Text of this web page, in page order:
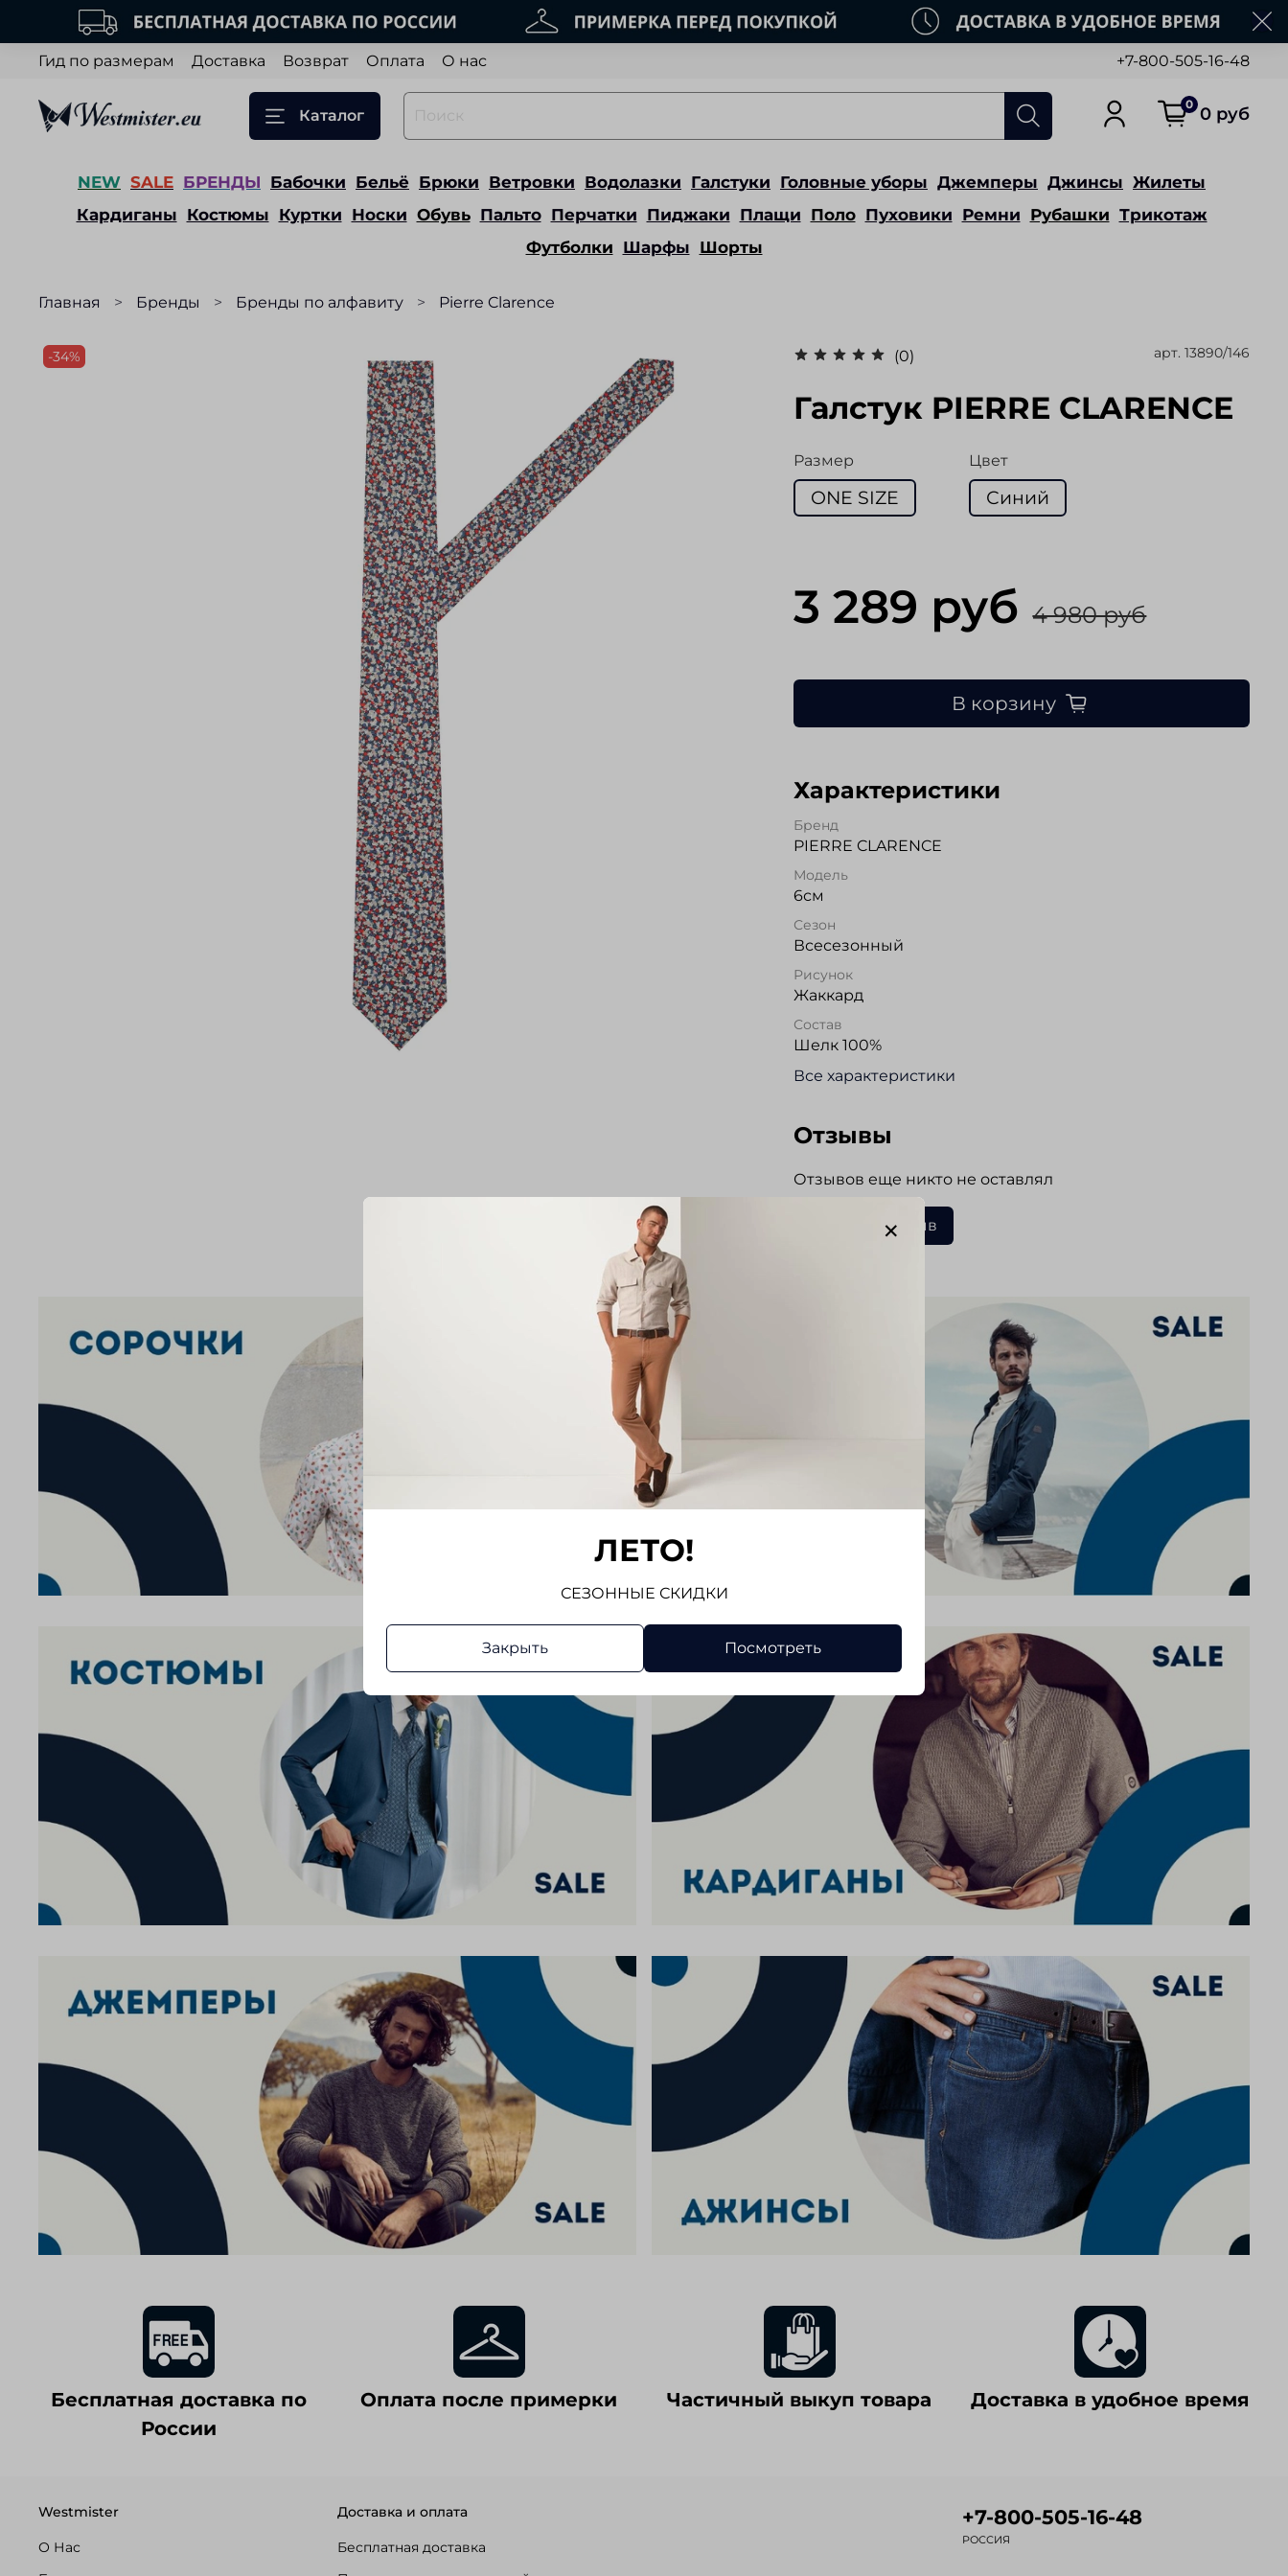
Гид по размерам Доставка Возврат Оплата О нас +7-800-505-16-48
Каталог
0 0 руб
NEW SALE БРЕНДЫ Бабочки Бельё Брюки Ветровки Водолазки Галстуки Головные уборы Джемперы Джинсы Жилеты
Кардиганы Костюмы Куртки Носки Обувь Пальто Перчатки Пиджаки Плащи Поло Пуховики Ремни Рубашки Трикотаж
Футболки Шарфы Шорты
Главная Бренды Бренды по алфавиту Pierre Clarence
-34% (0) арт. 13890/146
Галстук PIERRE CLARENCE
Размер
ONE SIZE
Цвет
Синий
3 289 руб 4 980 руб
В корзину
Характеристики
Бренд
PIERRE CLARENCE
Модель
6см
Сезон
Всесезонный
Рисунок
Жаккард
Состав
Шелк 100%
Все характеристики
Отзывы
Отзывов еще никто не оставлял
Написать отзыв
Бесплатная доставка по
России
Оплата после примерки Частичный выкуп товара Доставка в удобное время
Westmister
О Нас
Доставка и оплата
Бесплатная доставка
+7-800-505-16-48
РОССИЯ
ЛЕТО!
СЕЗОННЫЕ СКИДКИ
Закрыть Посмотреть